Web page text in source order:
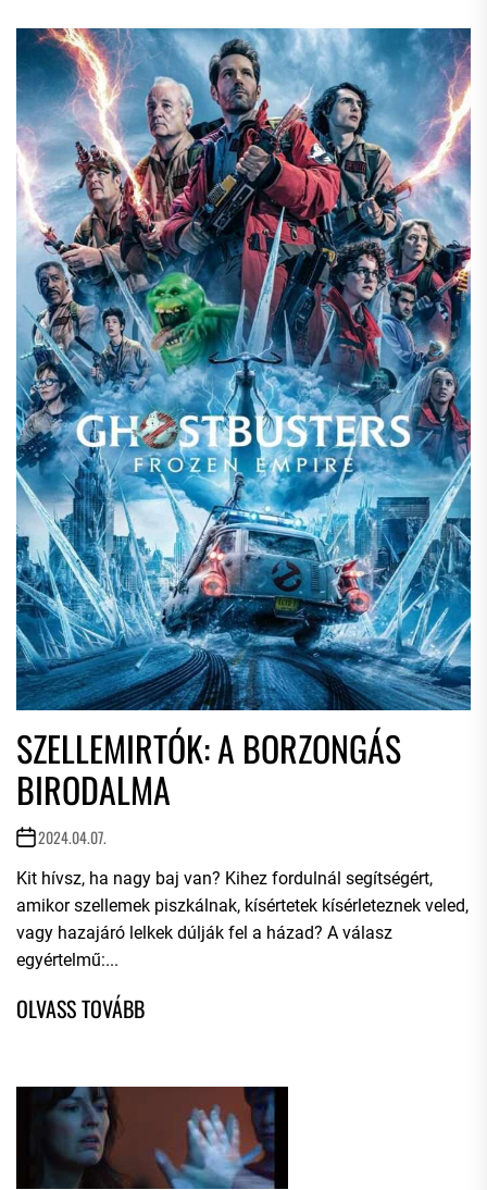
SZELLEMIRTÓK: A BORZONGÁS
BIRODALMA
2024.04.07.
Kit hívsz, ha nagy baj van? Kihez fordulnál segítségért,
amikor szellemek piszkálnak, kísértetek kísérleteznek veled,
vagy hazajáró lelkek dúlják fel a házad? A válasz
egyértelmű:...